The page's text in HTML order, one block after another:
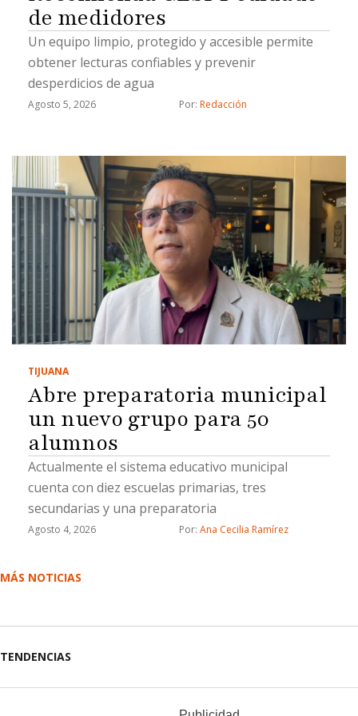
de medidores
Un equipo limpio, protegido y accesible permite
obtener lecturas confiables y prevenir
desperdicios de agua
Agosto 5, 2026 Por: Redacción
TIJUANA
Abre preparatoria municipal
un nuevo grupo para 50
alumnos
Actualmente el sistema educativo municipal
cuenta con diez escuelas primarias, tres
secundarias y una preparatoria
Agosto 4, 2026 Por: Ana Cecilia Ramírez
MÁS NOTICIAS
TENDENCIAS